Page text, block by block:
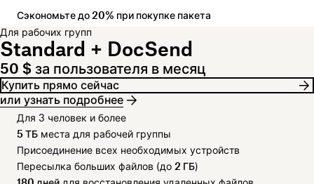
Сэкономьте до 20% при покупке пакета
Для рабочих групп
Standard + DocSend
50 $ за пользователя в месяц
Купить прямо сейчас
или узнать подробнее
Для 3 человек и более
5 ТБ места для рабочей группы
Присоединение всех необходимых устройств
Пересылка больших файлов (до 2 ГБ)